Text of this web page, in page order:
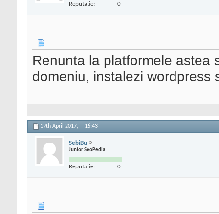
Reputatie: 0
Renunta la platformele astea
domeniu, instalezi wordpress
19th April 2017, 16:43
SebiBu
Junior SeoPedia
Reputatie: 0